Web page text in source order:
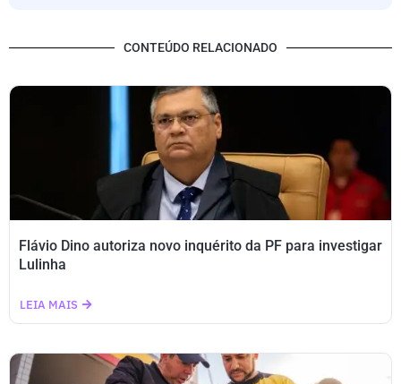
CONTEÚDO RELACIONADO
Flávio Dino autoriza novo inquérito da PF para investigar
Lulinha
LEIA MAIS